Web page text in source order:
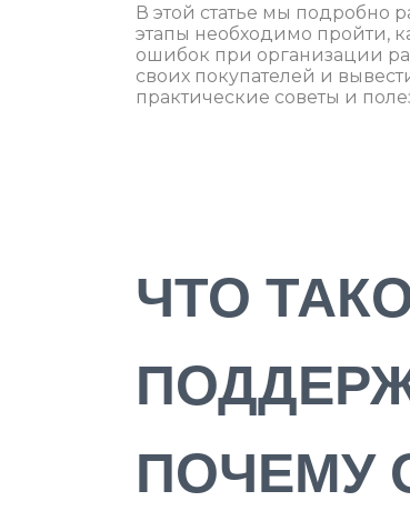
В этой статье мы подробно
этапы необходимо пройти,
ошибок при организации
своих покупателей и
практические советы и
ЧТО
ПОЧЕМУ